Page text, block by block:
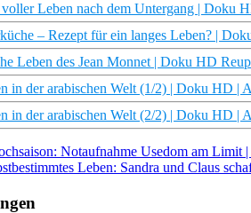
Leben nach dem Untergang | Doku
– Rezept für ein langes Leben? |
Leben des Jean Monnet | Doku HD
in der arabischen Welt (1/2) | Doku HD |
in der arabischen Welt (2/2) | Doku HD |
Notaufnahme Usedom am
Leben: Sandra und Claus